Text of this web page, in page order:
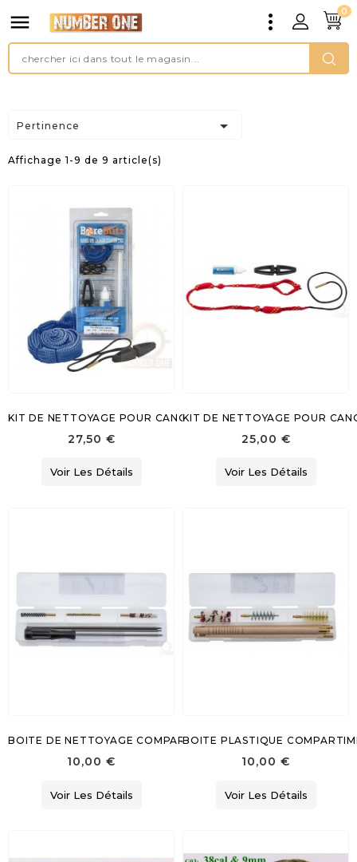
 0
Pertinence 
Affichage 1-9 de 9 article(s)
KIT DE NETTOYAGE POUR CANON RAYE
27,50 €
Voir Les Détails
KIT DE NETTOYAGE POUR
25,00 €
Voir Les Détails
BOITE DE NETTOYAGE COMPARTIMENTEE CAL. 22
10,00 €
Voir Les Détails
BOITE PLASTIQUE
10,00 €
Voir Les Détails